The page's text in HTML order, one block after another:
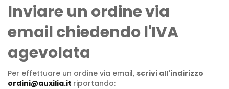
Inviare un ordine via
email chiedendo l'IVA
agevolata
Per effettuare un ordine via email, scrivi all'indirizzo
ordini@auxilia.it riportando: